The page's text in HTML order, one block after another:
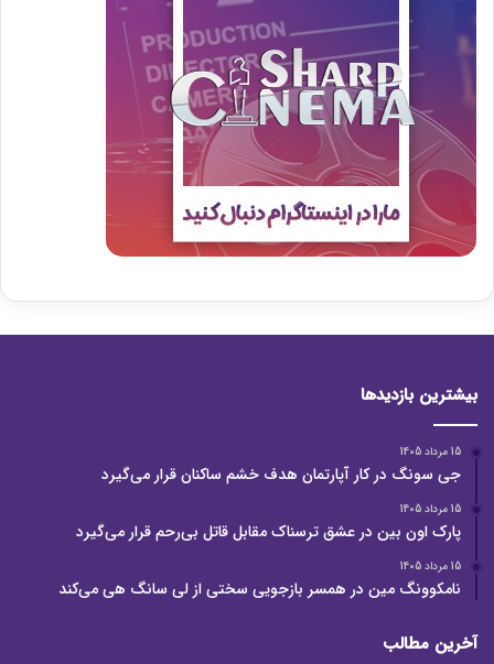
بیشترین بازدیدها
15 مرداد 1405
جی سونگ در کار آپارتمان هدف خشم ساکنان قرار می‌گیرد
15 مرداد 1405
پارک اون بین در عشق ترسناک مقابل قاتل بی‌رحم قرار می‌گیرد
15 مرداد 1405
نامکوونگ مین در همسر بازجویی سختی از لی سانگ هی می‌کند
آخرین مطالب